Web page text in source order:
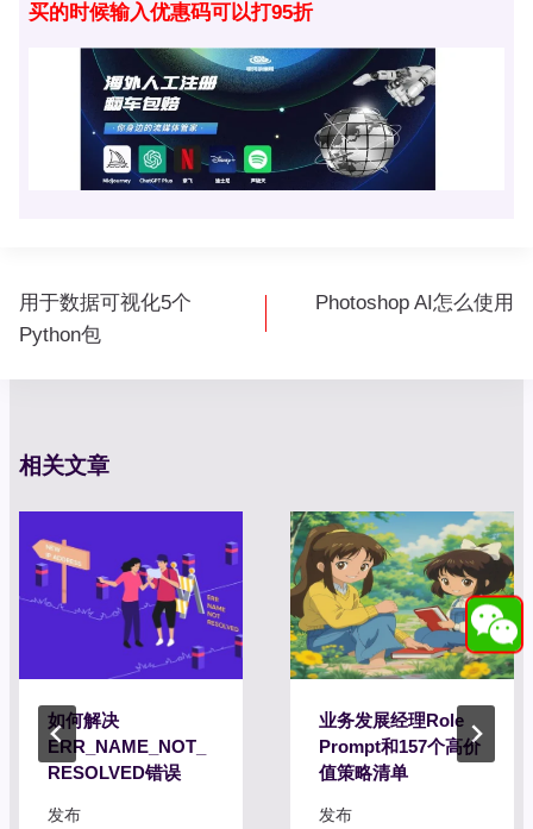
买的时候输入优惠码可以打95折
文
章
用于数据可视化5个
Python包
Photoshop AI怎么使用
相关文章
如何解决
ERR_NAME_NOT_
RESOLVED错误
发布
业务发展经理Role
Prompt和157个高价
值策略清单
发布